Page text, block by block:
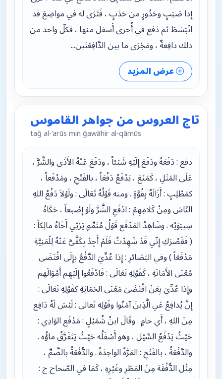
إِذا صَبَبٍ وحَدُورٍ من حَدَبٍ ، فَتَرَى له في مواضِعَ قد
انْبَسَطَ ثم دَفع في أُخرى أَسفل منها ، فكلّ واحد من
ذلك دافِعةٌ ، ومَجْرَى ما بين الدَّافِعَتَين...
تاج العروس من جواهر القاموس
tağ al-‘arūs min ğawāhir al-qāmūs
دفع : دَفَعَهُ ودَفَعَ إِلَيْهِ شَيْئاً ، ودَفَعَ عَنْهُ الأَذَى والشَّرَّ ،
عَلَى المَثَلِ ، كَمَنَعَ ، يَدْفَعُ دَفْعَاً ، بالفَتْحِ ، ومَدْفَعاً ،
كمَطْلِبٍ : أَزَالَهُ بِقُوَّةٍ . ومنه قَوْلُهُ تَعَالَى : ولَوْلاَ دَفْعُ اللهِ
النّاسَ ومِنْ كَلامِهِمْ : ادْفَعِ الشَّرَّ ولَوْ إِصْبعاً ، حَكَاهُ
سِيبَوَيْه . وشَاهِدُ المَدْفَع قَوْلُ مُتَمِّمٍ يَرْثِي أَخَاهُ مالِكاً :
( فَقَصْرَكِ إِنّي قَدْ شَهِدْتُ فَلَمْ أَجِدْ بِكَفَّىَّ عَنْهُ لِلْمَنِيَّةِ
مَدْفَعَاً ) وفي البَصَائرِ : إِذا عُدِّيَ الدَّفْعُ بإِلَى اقْتَضَى
مُعْنَى الأَمَانَةِ ، كَقَوْلِهِ تَعَالَى : فَادْفَعُوا إِلَيْهِم أَمْوَالَهم
وإِذا عُدِّيَ بِعَنْ اقْتَضَىَ مَعْنَى الحَمَايَةِ كقَوْلِهِ تَعَالَى :
إِنَّ يُدافِعُ عَنِ الَّذِينَ آمَنُوا وقَوْلِه تَعالى : لَيْسَ لَهُ دَافِع
مِنَ اللهِ ، أَي حامٍ . وقَالَ ابنُ شُمَيْلٍ : مَدْفَع الوَادِي :
حَيْثُ يَدْفَعُ السَّيْل ، وهو أَسْفَلُه حَيْثُ يَتَفَرَّقُ ماؤُه .
والدَّفْعَةُ ، بالفَتْحِ : المَرَّةُ الواحِدَةُ . والدُّفْعَةُ بالضَّمِّ ،
مِثْل الدُّفْقَة مِنَ المَطَرِ وغَيْرِهِ ، كَمَا في الصّحاح ج :